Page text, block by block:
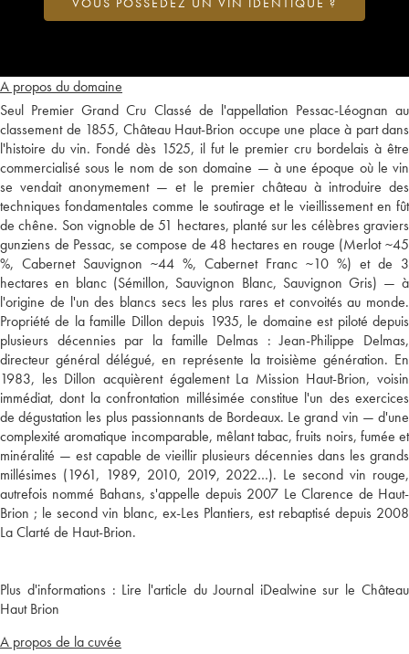
A propos du domaine
Seul Premier Grand Cru Classé de l'appellation Pessac-Léognan au
classement de 1855, Château Haut-Brion occupe une place à part dans
l'histoire du vin. Fondé dès 1525, il fut le premier cru bordelais à être
commercialisé sous le nom de son domaine — à une époque où le vin
se vendait anonymement — et le premier château à introduire des
techniques fondamentales comme le soutirage et le vieillissement en fût
de chêne. Son vignoble de 51 hectares, planté sur les célèbres graviers
gunziens de Pessac, se compose de 48 hectares en rouge (Merlot ~45
%, Cabernet Sauvignon ~44 %, Cabernet Franc ~10 %) et de 3
hectares en blanc (Sémillon, Sauvignon Blanc, Sauvignon Gris) — à
l'origine de l'un des blancs secs les plus rares et convoités au monde.
Propriété de la famille Dillon depuis 1935, le domaine est piloté depuis
plusieurs décennies par la famille Delmas : Jean-Philippe Delmas,
directeur général délégué, en représente la troisième génération. En
1983, les Dillon acquièrent également La Mission Haut-Brion, voisin
immédiat, dont la confrontation millésimée constitue l'un des exercices
de dégustation les plus passionnants de Bordeaux. Le grand vin — d'une
complexité aromatique incomparable, mêlant tabac, fruits noirs, fumée et
minéralité — est capable de vieillir plusieurs décennies dans les grands
millésimes (1961, 1989, 2010, 2019, 2022…). Le second vin rouge,
autrefois nommé Bahans, s'appelle depuis 2007 Le Clarence de Haut-
Brion ; le second vin blanc, ex-Les Plantiers, est rebaptisé depuis 2008
Plus d'informations : Lire l'article du Journal iDealwine sur le Château
Haut Brion
A propos de la cuvée